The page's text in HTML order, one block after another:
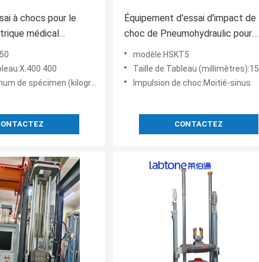
à chocs pour le
médical
2015
400
de spécimen (kilogrammes):50
Équipement d'essai d'impact de
choc de Pneumohydraulic pour
industriel avec la norme du CEI
modèle:HSKT5
Taille de Tableau (millimètres):150 x
Impulsion de choc:Moitié-sinus
CONTACTEZ